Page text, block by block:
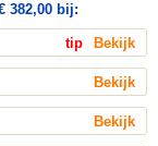
382,00 bij:
tip Bekijk
Bekijk
Bekijk